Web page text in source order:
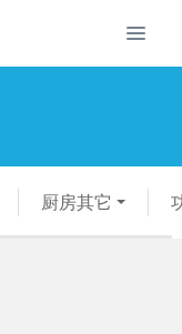
厨房其它